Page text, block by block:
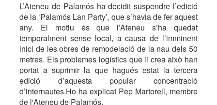
L’Ateneu de Palamós ha decidit suspendre l’edició
de la ‘Palamós Lan Party’, que s’havia de fer aquest
any. El motiu és que l’Ateneu s’ha quedat
temporalment sense local, a causa de l’imminent
inici de les obres de remodelació de la nau dels 50
metres. Els problemes logístics que li crea això han
portat a suprimir la que hagués estat la tercera
edició d’aquesta popular concentració
d’internautes.Ho ha explicat Pep Martorell, membre
de l'Ateneu de Palamós.